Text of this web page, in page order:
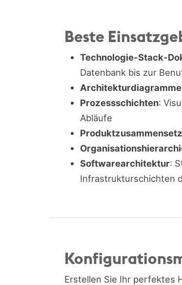
Beste
Technologie-Stack-
Datenbank bis zur
Architekturdiagramme
Prozessschichten:
Abläufe
Softwarearchitektur:
Infrastrukturschichten
Erstellen Sie Ihr perfektes